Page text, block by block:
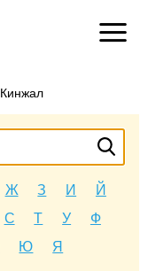
Кинжал
Ж З И
Й
С Т У
Ф
Ю Я